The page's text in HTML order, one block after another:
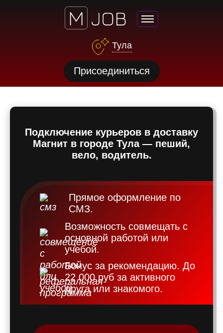
Тула
Присоединиться
Подключение курьеров в доставку
Магнит в городе Тула — пеший,
вело, водитель.
Прямое оформление по
СМЗ.
Возможность совмещать с
основной работой или
учебой.
Бонус за рекомендацию. До
22 000 руб за активного
друга или знакомого.